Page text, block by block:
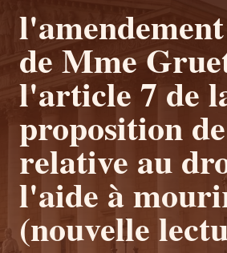
de Mme
l'article 7 de
proposition
relative au
l'aide à
(nouvelle